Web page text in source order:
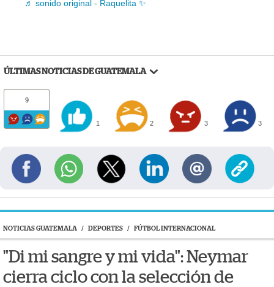
♬ sonido original - Raquelita ✨
ÚLTIMAS NOTICIAS DE GUATEMALA
9
1 2 3 3
NOTICIAS GUATEMALA / DEPORTES / FÚTBOL INTERNACIONAL
"Di mi sangre y mi vida": Neymar
cierra ciclo con la selección de